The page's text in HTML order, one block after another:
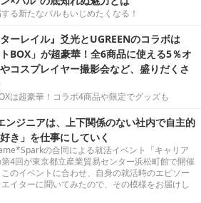
る新たなパルもいじめたくなる！
ターレイル』爻光とUGREENのコラボは
トBOX」が超豪華！全6商品に使える5％オ
コスプレイヤー撮影会など、盛りだくさ
は超豪華！コラボ4商品や限定でグッズも
ジニアは、上下関係のない社内で自主的
き」を仕事にしていく
の合同による就活イベント「キャリア
4回が東京都立産業貿易センター浜松町館で開催
のイベントに合わせ、自身の就活時のエピソー
エイターに聞いてみたので、その模様をお届けし